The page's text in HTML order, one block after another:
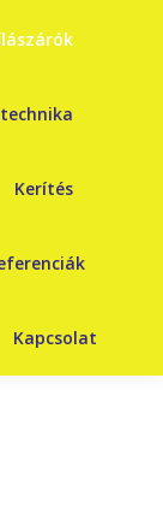
Kerítés
Kapcsolat